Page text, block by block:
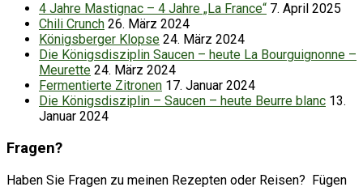
4 Jahre Mastignac – 4 Jahre „La France“ 7. April 2025
Chili Crunch 26. März 2024
Königsberger Klopse 24. März 2024
Die Königsdisziplin Saucen – heute La Bourguignonne –
Meurette 24. März 2024
Fermentierte Zitronen 17. Januar 2024
Die Königsdisziplin – Saucen – heute Beurre blanc 13.
Januar 2024
Fragen?
Haben Sie Fragen zu meinen Rezepten oder Reisen? Fügen